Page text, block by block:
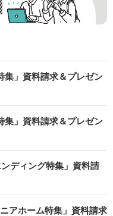
集」資料請求＆プレゼン
集」資料請求＆プレゼン
ディング特集」資料請
アホーム特集」資料請求